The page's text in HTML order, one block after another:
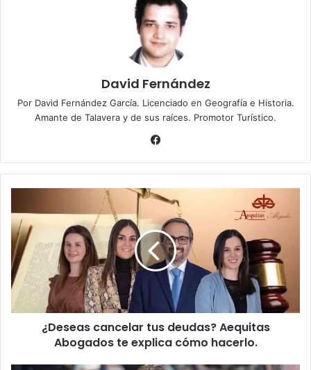
David Fernández
Por David Fernández García. Licenciado en Geografía e Historia.
Amante de Talavera y de sus raíces. Promotor Turístico.
bo
ok
e
s
e
a
s
a
¿Deseas cancelar tus deudas? Aequitas
Abogados te explica cómo hacerlo.